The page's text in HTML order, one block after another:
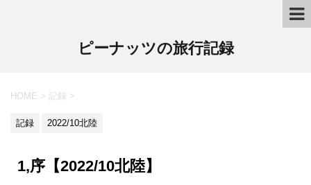
ピーナッツの旅行記録
HOME > 記録 >
記録 2022/10北陸
1,序【2022/10北陸】